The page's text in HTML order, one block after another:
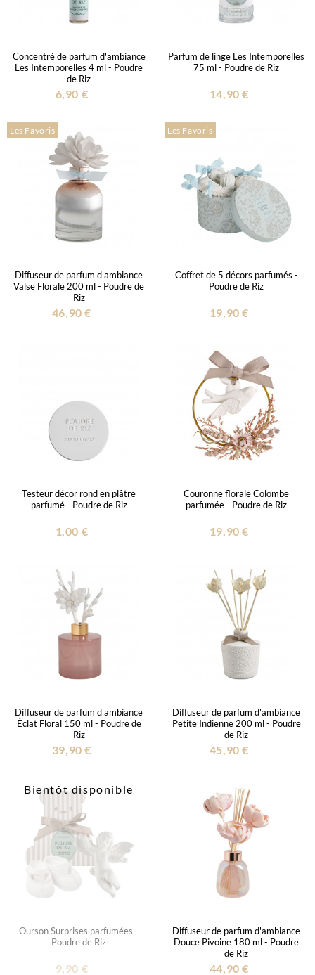
Concentré de parfum d'ambiance
Les Intemporelles 4 ml - Poudre
de Riz
6,90 €
Parfum de linge Les Intemporelles
75 ml - Poudre de Riz
14,90 €
Les Favoris
Diffuseur de parfum d'ambiance
Valse Florale 200 ml - Poudre de
Riz
46,90 €
Les Favoris
Coffret de 5 décors parfumés -
Poudre de Riz
19,90 €
Testeur décor rond en plâtre
parfumé - Poudre de Riz
1,00 €
Couronne florale Colombe
parfumée - Poudre de Riz
19,90 €
Diffuseur de parfum d'ambiance
Éclat Floral 150 ml - Poudre de
Riz
39,90 €
Diffuseur de parfum d'ambiance
Petite Indienne 200 ml - Poudre
de Riz
45,90 €
Bientôt disponible
Ourson Surprises parfumées -
Poudre de Riz
9,90 €
Diffuseur de parfum d'ambiance
Douce Pivoine 180 ml - Poudre
de Riz
44,90 €